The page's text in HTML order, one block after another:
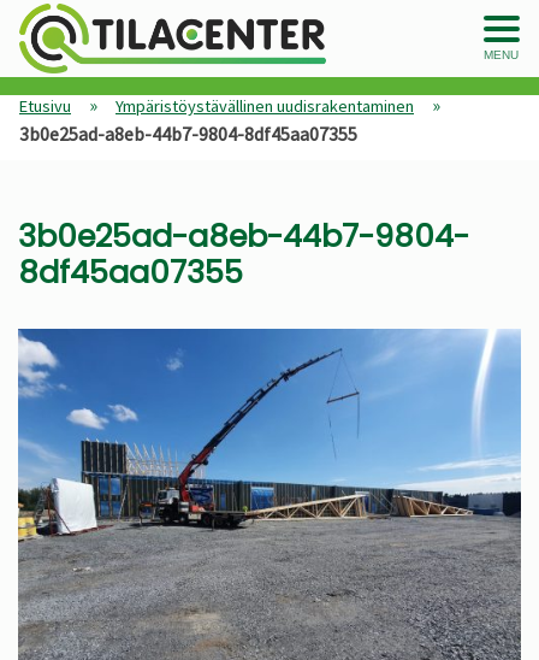
MENU
Etusivu » Ympäristöystävällinen uudisrakentaminen
»
3b0e25ad-a8eb-44b7-9804-8df45aa07355
3b0e25ad-a8eb-44b7-9804-
8df45aa07355